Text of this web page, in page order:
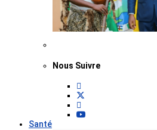
Nous Suivre
Santé